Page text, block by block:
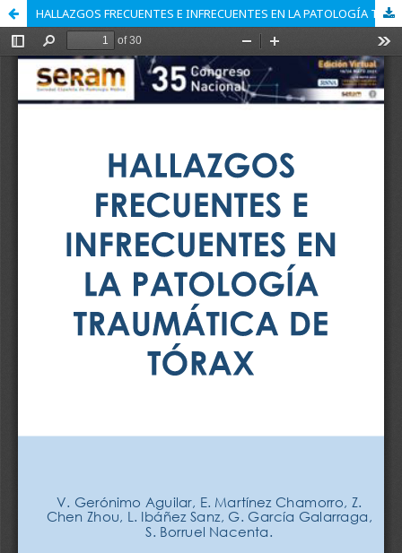
HALLAZGOS FRECUENTES E INFRECUENTES EN LA PATOLOGÍA TRAUMÁTICA DEL TÓRAX